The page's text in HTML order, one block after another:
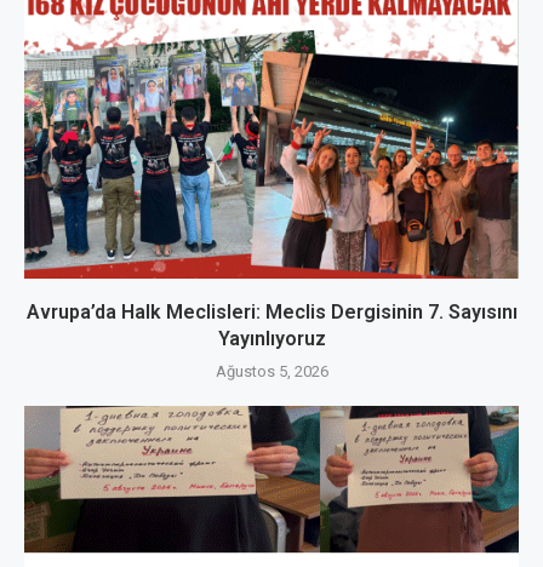
Avrupa’da Halk Meclisleri: Meclis Dergisinin 7. Sayısını
Yayınlıyoruz
Ağustos 5, 2026